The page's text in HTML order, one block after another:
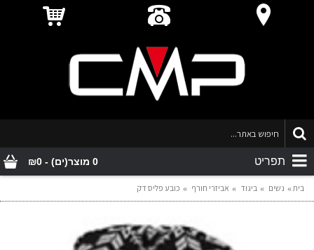
0 מוצר(ים) - ₪0 תפריט
בית נשים ביגוד אביזרי חורף כובע פליס דק